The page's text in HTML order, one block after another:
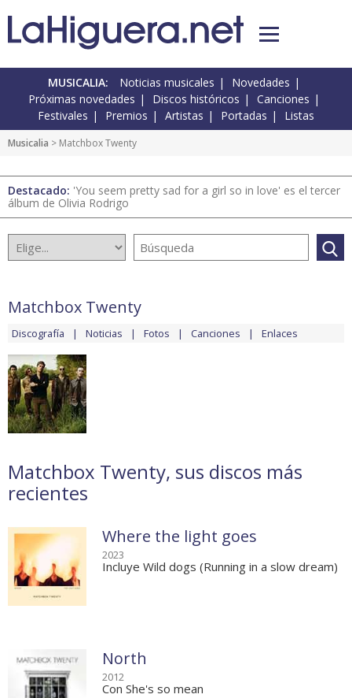
MUSICALIA: Noticias musicales
Novedades
Próximas novedades
Discos históricos
Canciones
Festivales
Premios Artistas Portadas Listas
Musicalia > Matchbox Twenty
Destacado: 'You seem pretty sad for a girl so in love' es el tercer
álbum de Olivia Rodrigo
Matchbox Twenty
Discografía Noticias Fotos Canciones Enlaces
Matchbox Twenty, sus discos más
recientes
Where the light goes
2023
Incluye Wild dogs (Running in a slow dream)
North
2012
Con She's so mean